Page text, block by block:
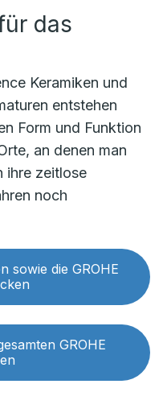
das
Keramiken und
entstehen
Form und Funktion
an denen man
ihre zeitlose
noch
sowie die GROHE
GROHE